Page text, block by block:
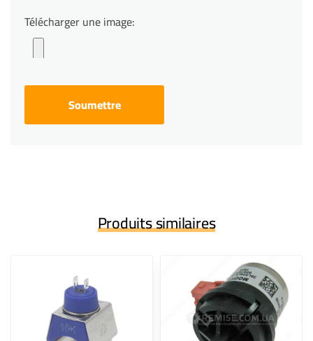
Télécharger une image:
Produits similaires